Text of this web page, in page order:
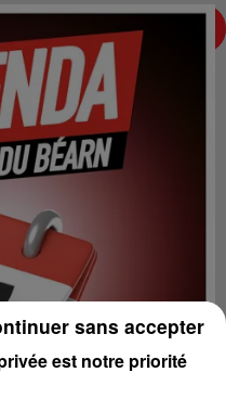
est notre priorité
sans accepter